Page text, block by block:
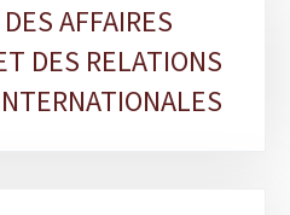
AFFAIRES
DES RELATIONS